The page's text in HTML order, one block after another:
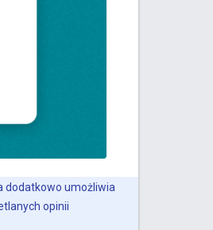
dodatkowo umożliwia
opinii